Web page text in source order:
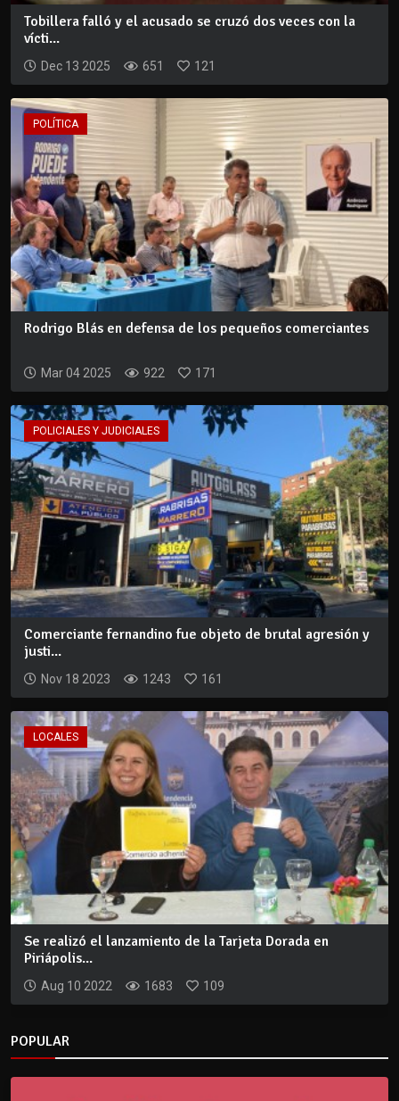
Tobillera falló y el acusado se cruzó dos veces con la
vícti...
Dec 13 2025 651 121
POLÍTICA
Rodrigo Blás en defensa de los pequeños comerciantes
Mar 04 2025 922 171
POLICIALES Y JUDICIALES
Comerciante fernandino fue objeto de brutal agresión y
justi...
Nov 18 2023 1243 161
LOCALES
Se realizó el lanzamiento de la Tarjeta Dorada en
Piriápolis...
Aug 10 2022 1683 109
POPULAR